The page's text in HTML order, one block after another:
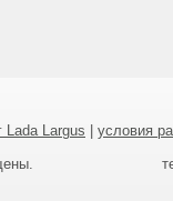
Lada Largus
условия